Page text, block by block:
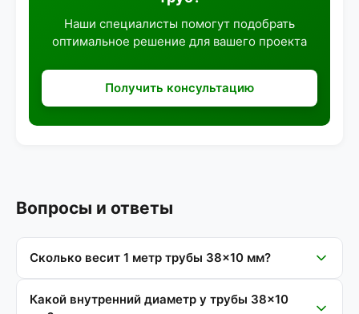
Наши специалисты помогут подобрать
оптимальное решение для вашего проекта
Получить консультацию
Вопросы и ответы
Сколько весит 1 метр трубы 38×10 мм?
Какой внутренний диаметр у трубы 38×10